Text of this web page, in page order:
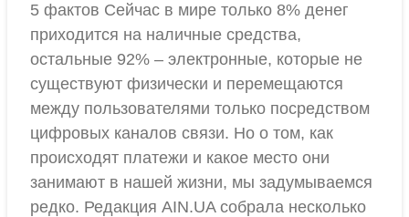
5 фактов Сейчас в мире только 8% денег
приходится на наличные средства,
остальные 92% – электронные, которые не
существуют физически и перемещаются
между пользователями только посредством
цифровых каналов связи. Но о том, как
происходят платежи и какое место они
занимают в нашей жизни, мы задумываемся
редко. Редакция AIN.UA собрала несколько